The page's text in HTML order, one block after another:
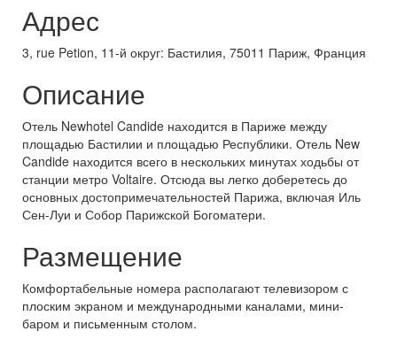
Адрес
3, rue Petion, 11-й округ: Бастилия, 75011 Париж, Франция
Описание
Отель Newhotel Candide находится в Париже между
площадью Бастилии и площадью Республики. Отель New
Candide находится всего в нескольких минутах ходьбы от
станции метро Voltaire. Отсюда вы легко доберетесь до
основных достопримечательностей Парижа, включая Иль
Сен-Луи и Собор Парижской Богоматери.
Размещение
Комфортабельные номера располагают телевизором с
плоским экраном и международными каналами, мини-
баром и письменным столом.